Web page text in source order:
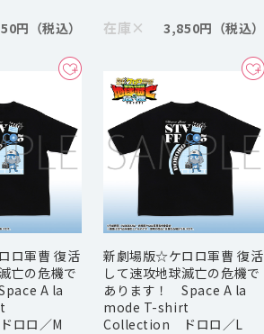
円 在庫× 3,850円
ロ軍曹 復活
亡の危機で
A la
ロロ／M
新劇場版☆ケロロ軍曹 復活
して速攻地球滅亡の危機で
あります！ Space A la
mode T-shirt
Collection ドロロ／L